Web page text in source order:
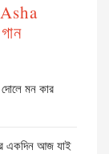
মন কার
আজ যাই